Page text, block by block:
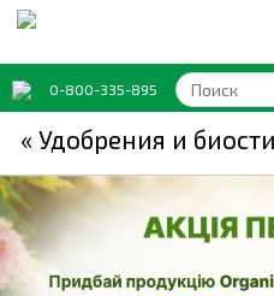
0-800-335-895
« Удобрения и